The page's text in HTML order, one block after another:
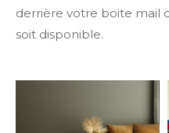
derrière votre boite mail
soit disponible.